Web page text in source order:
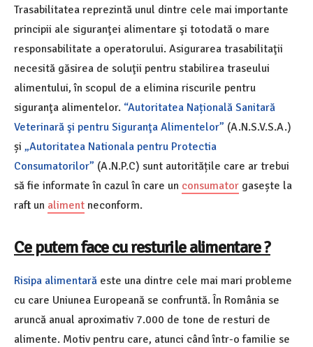
Trasabilitatea reprezintă unul dintre cele mai importante
principii ale siguranţei alimentare şi totodată o mare
responsabilitate a operatorului. Asigurarea trasabilitaţii
necesită găsirea de soluţii pentru stabilirea traseului
alimentului, în scopul de a elimina riscurile pentru
siguranţa alimentelor. “Autoritatea Națională Sanitară
Veterinară şi pentru Siguranţa Alimentelor” (A.N.S.V.S.A.)
și „Autoritatea Nationala pentru Protectia
Consumatorilor” (A.N.P.C) sunt autoritățile care ar trebui
să fie informate în cazul în care un consumator gasește la
raft un aliment neconform.
Ce putem face cu resturile alimentare ?
Risipa alimentară este una dintre cele mai mari probleme
cu care Uniunea Europeană se confruntă. În România se
aruncă anual aproximativ 7.000 de tone de resturi de
alimente. Motiv pentru care, atunci când într-o familie se